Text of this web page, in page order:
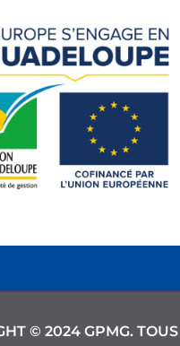
© 2024 GPMG.